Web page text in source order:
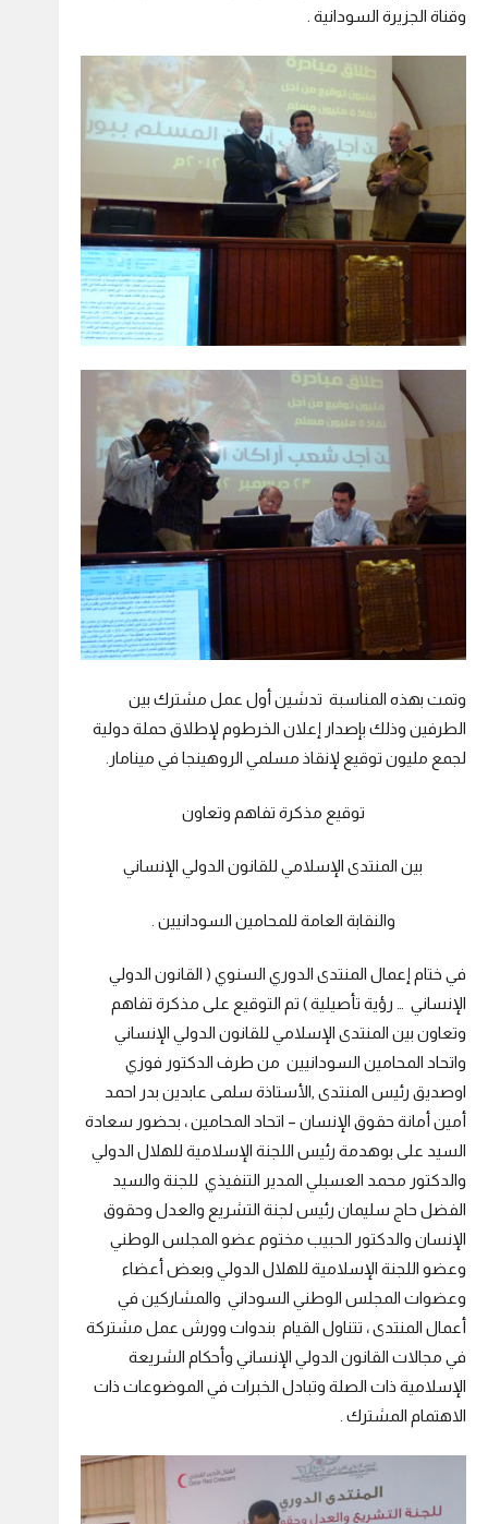
وقناة الجزيرة السودانية .
وتمت بهذه المناسبة تدشين أول عمل مشترك بين
الطرفين وذلك بإصدار إعلان الخرطوم لإطلاق حملة دولية
لجمع مليون توقيع لإنقاذ مسلمي الروهينجا في مينامار.
توقيع مذكرة تفاهم وتعاون
بين المنتدى الإسلامي للقانون الدولي الإنساني
والنقابة العامة للمحامين السودانيين .
في ختام إعمال المنتدى الدوري السنوي ( القانون الدولي
الإنساني … رؤية تأصيلية ) تم التوقيع على مذكرة تفاهم
وتعاون بين المنتدى الإسلامي للقانون الدولي الإنساني
واتحاد المحامين السودانيين من طرف الدكتور فوزي
اوصديق رئيس المنتدى ,الأستاذة سلمى عابدين بدر احمد
أمين أمانة حقوق الإنسان – اتحاد المحامين ، بحضور سعادة
السيد على بوهدمة رئيس اللجنة الإسلامية للهلال الدولي
والدكتور محمد العسبلي المدير التنفيذي للجنة والسيد
الفضل حاج سليمان رئيس لجنة التشريع والعدل وحقوق
الإنسان والدكتور الحبيب مختوم عضو المجلس الوطني
وعضو اللجنة الإسلامية للهلال الدولي وبعض أعضاء
وعضوات المجلس الوطني السوداني والمشاركين في
أعمال المنتدى ، تتناول القيام بندوات وورش عمل مشتركة
في مجالات القانون الدولي الإنساني وأحكام الشريعة
الإسلامية ذات الصلة وتبادل الخبرات في الموضوعات ذات
الاهتمام المشترك .